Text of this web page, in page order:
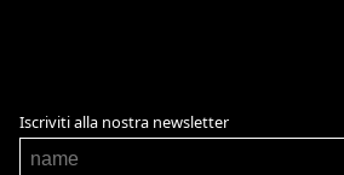
Iscriviti alla nostra newsletter